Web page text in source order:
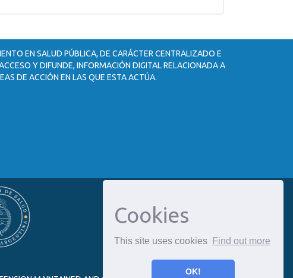
Cookies
This site uses cookies Find out more
OK!
EN SALUD PÚBLICA, DE CARÁCTER CENTRALIZADO E
Y DIFUNDE, INFORMACIÓN DIGITAL RELACIONADA A
DE ACCIÓN EN LAS QUE ESTA ACTÚA.